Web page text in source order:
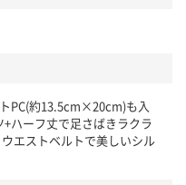
PC(約13.5cm×20cm)も入
ハーフ丈で足さばきラクラ
エストベルトで美しいシル